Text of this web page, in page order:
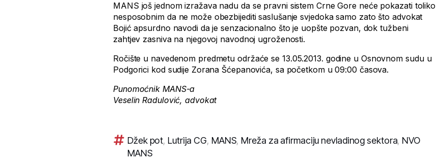
MANS još jednom izražava nadu da se pravni sistem Crne Gore neće pokazati toliko
nesposobnim da ne može obezbijediti saslušanje svjedoka samo zato što advokat
Bojić apsurdno navodi da je senzacionalno što je uopšte pozvan, dok tužbeni
zahtjev zasniva na njegovoj navodnoj ugroženosti.
Ročište u navedenom predmetu održaće se 13.05.2013. godine u Osnovnom sudu u
Podgorici kod sudije Zorana Šćepanovića, sa početkom u 09:00 časova.
Punomoćnik MANS-a
Veselin Radulović, advokat
Džek pot, Lutrija CG, MANS, Mreža za afirmaciju nevladinog sektora, NVO
MANS